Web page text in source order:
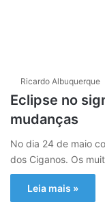
Ricardo Albuquerque
Eclipse no
mudanças
No dia 24 de maio
dos Ciganos. Os
Leia mais »